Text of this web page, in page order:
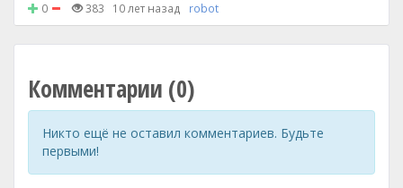
0 383 10 лет назад robot
Комментарии (0)
Никто ещё не оставил комментариев. Будьте
первыми!